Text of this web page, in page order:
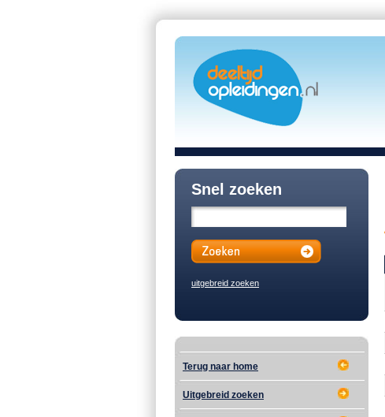
Snel zoeken
uitgebreid zoeken
Terug naar home
Uitgebreid zoeken